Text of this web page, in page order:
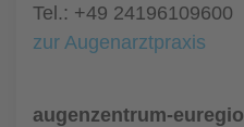
Tel.: +49 24196109600
zur Augenarztpraxis
augenzentrum-euregio